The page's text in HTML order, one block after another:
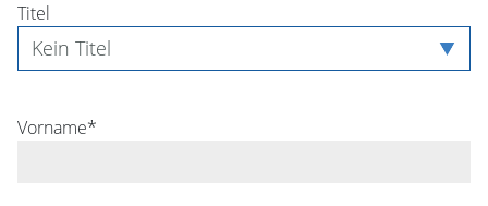
Titel
Vorname*